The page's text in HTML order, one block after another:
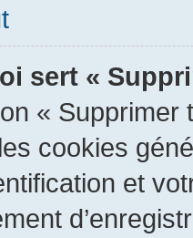
sert «
«
cookies
et